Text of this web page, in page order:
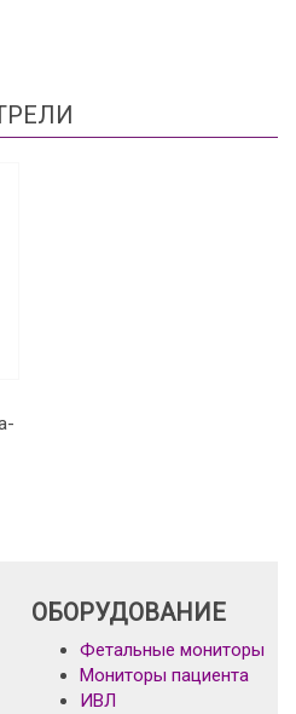
ОБОРУДОВАНИЕ
Фетальные мониторы
Мониторы пациента
ИВЛ